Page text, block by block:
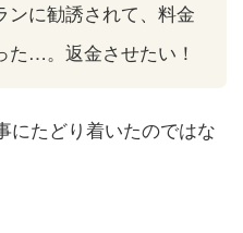
ンに勧誘されて、料金
た…。返金させたい！
にたどり着いたのではな